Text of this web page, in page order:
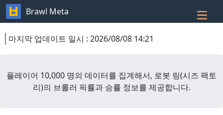
Brawl Meta
마지막 업데이트 일시 : 2026/08/08 14:21
플레이어 10,000 명의 데이터를 집계해서, 로봇 링(시즈 팩토
리)의 브롤러 픽률과 승률 정보를 제공합니다.